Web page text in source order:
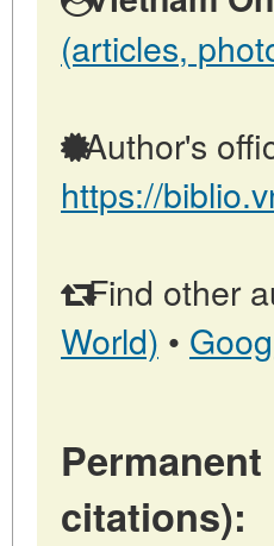
(articles,
Author's
https://
Find other
World) •
citations):